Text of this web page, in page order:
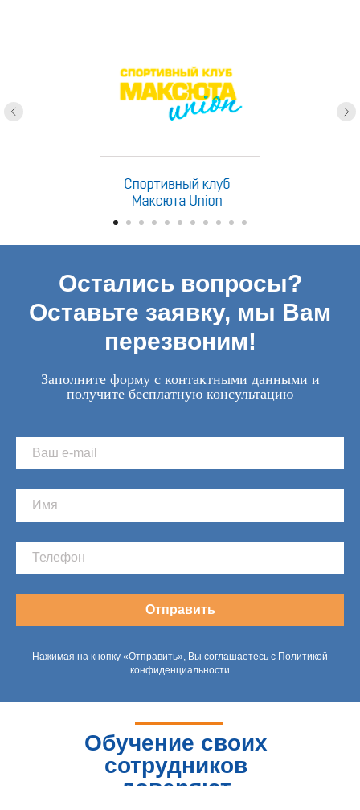
Остались вопросы?
Оставьте заявку, мы Вам
перезвоним!
Заполните форму с контактными данными и
получите бесплатную консультацию
Отправить
Нажимая на кнопку «Отправить», Вы соглашаетесь с Политикой
конфиденциальности
Обучение своих
сотрудников
доверяют